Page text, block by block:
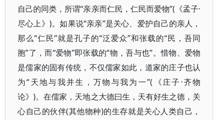
自己的同类，所谓“亲亲而仁民，仁民而爱物”(《孟子·
尽心上》)。如果说“亲亲”是关心、爱护自己的亲人，
那么“仁民”就是孔子的“泛爱众”和张载的“民，吾同
胞”了，而“爱物”即张载的“物，吾与也”。惜物、爱物
是儒家的固有传统，不仅儒家如此，道家的庄子也认
为“天地与我并生，万物与我为一”(《庄子·齐物
论》)。在儒家，天地之大德曰生，天有好生之德，关
心自己的伙伴(其他物种)的生存就是关心人类自己，